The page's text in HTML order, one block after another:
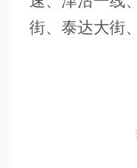
街、泰达大街